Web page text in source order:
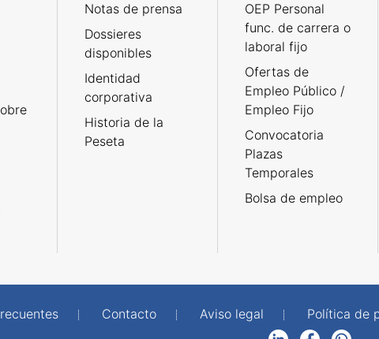
Notas de prensa
Dossieres
disponibles
Identidad
corporativa
Historia de la
Peseta
OEP Personal
func. de carrera o
laboral fijo
Ofertas de
Empleo Público /
Empleo Fijo
Convocatoria
Plazas
Temporales
Bolsa de empleo
Contacto Aviso legal Política de